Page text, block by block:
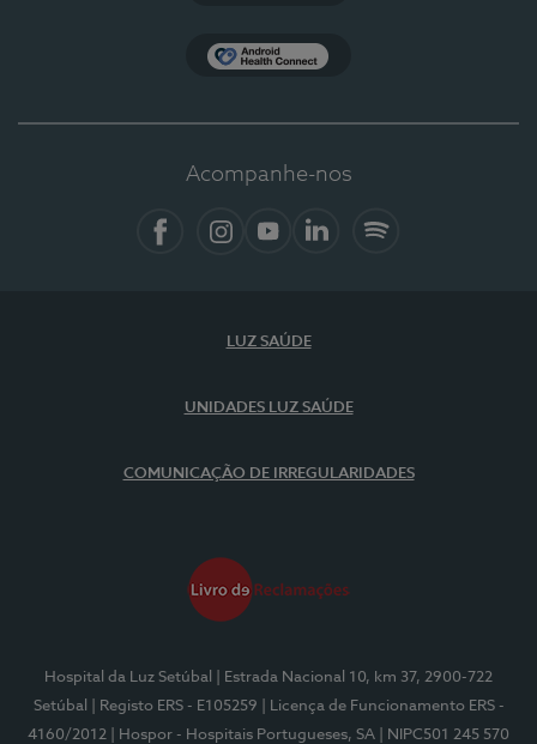
Acompanhe-nos
LUZ SAÚDE
UNIDADES LUZ SAÚDE
COMUNICAÇÃO DE IRREGULARIDADES
Hospital da Luz Setúbal
| Estrada Nacional 10, km 37, 2900-722
Setúbal
| Registo ERS - E105259
| Licença de Funcionamento ERS -
4160/2012
| Hospor - Hospitais Portugueses, SA | NIPC501 245 570